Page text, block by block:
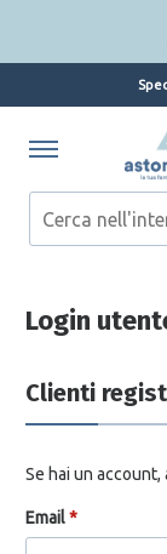
Login
Clienti
Se hai un
Email*